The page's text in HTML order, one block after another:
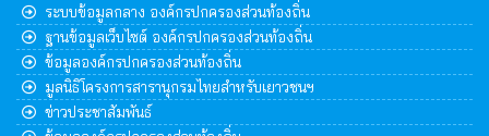
ระบบข้อมูลกลาง องค์กรปกครองส่วนท้องถิ่น
ฐานข้อมูลเว็บไซต์ องค์กรปกครองส่วนท้องถิ่น
ข้อมูลองค์กรปกครองส่วนท้องถิ่น
มูลนิธิโครงการสารานุกรมไทยสำหรับเยาวชนฯ
ข่าวประชาสัมพันธ์